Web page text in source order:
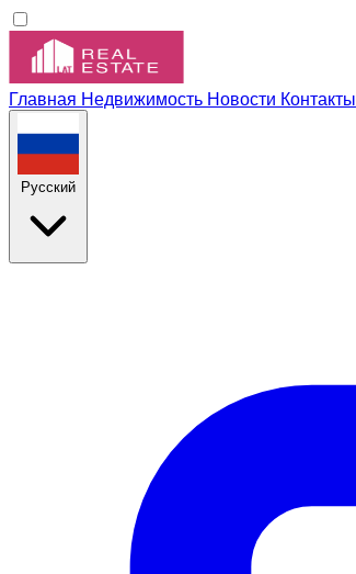
Главная Недвижимость Новости Контакты
Русский